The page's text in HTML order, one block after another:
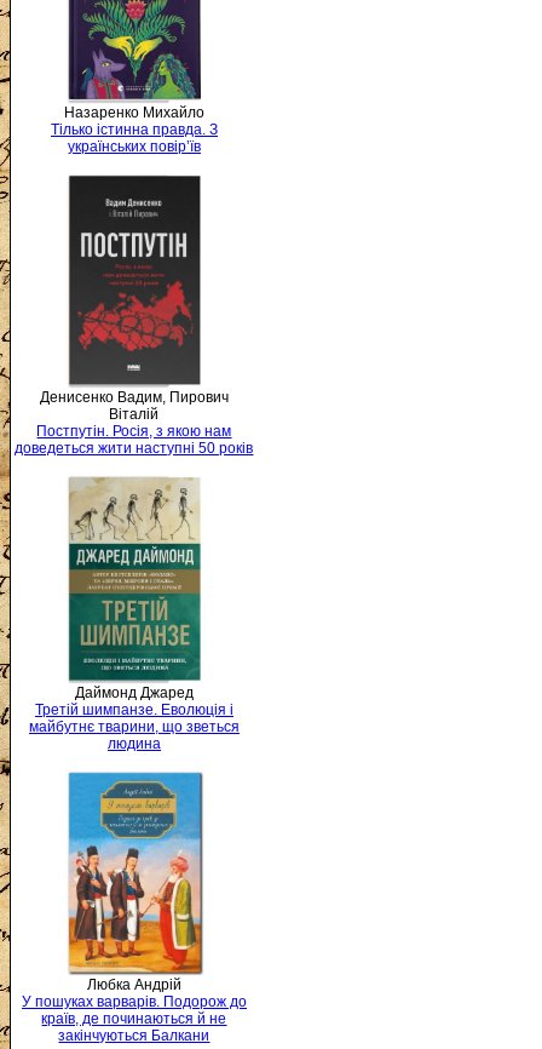
Назаренко Михайло
Тілько істинна правда. З
українських повір’їв
Денисенко Вадим, Пирович
Віталій
Постпутін. Росія, з якою нам
доведеться жити наступні 50 років
Даймонд Джаред
Третій шимпанзе. Еволюція і
майбутнє тварини, що зветься
людина
Любка Андрій
У пошуках варварів. Подорож до
країв, де починаються й не
закінчуються Балкани